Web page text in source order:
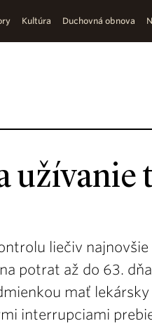
Kultúra Duchovná obnova
liečiv
potrat až do 63.
mať
interrupciami